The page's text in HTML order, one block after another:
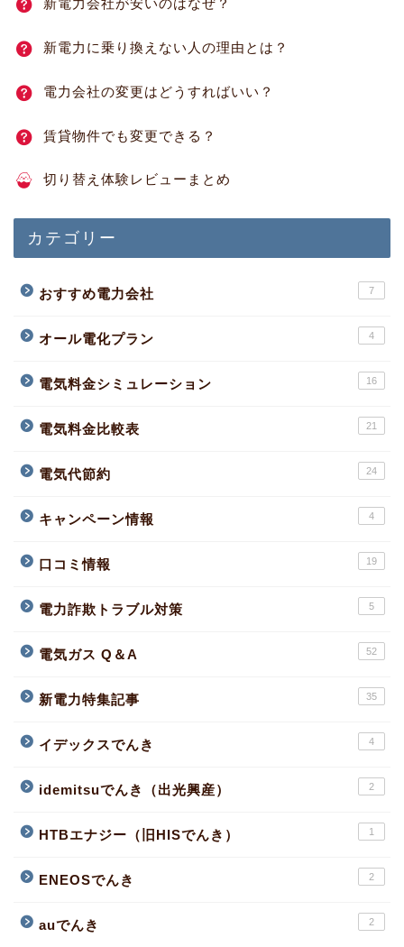
新電力会社が安いのはなぜ？
新電力に乗り換えない人の理由とは？
電力会社の変更はどうすればいい？
賃貸物件でも変更できる？
切り替え体験レビューまとめ
カテゴリー
おすすめ電力会社 7
オール電化プラン 4
電気料金シミュレーション 16
電気料金比較表 21
電気代節約 24
キャンペーン情報 4
口コミ情報 19
電力詐欺トラブル対策 5
電気ガス Q＆A 52
新電力特集記事 35
イデックスでんき 4
idemitsuでんき（出光興産） 2
HTBエナジー（旧HISでんき） 1
ENEOSでんき 2
auでんき 2